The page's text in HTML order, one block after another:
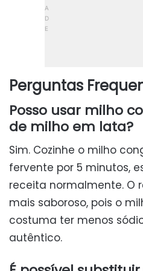
Perguntas
Posso usar milho
de milho em lata?
Sim. Cozinhe o milho
fervente por 5 minutos,
receita normalmente. O
mais saboroso, pois o
costuma ter menos
autêntico.